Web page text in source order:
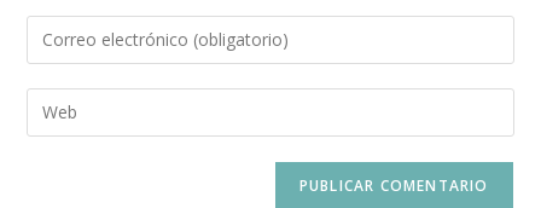
nombre
de
usuario
Introduce
tu
dirección
de
Introduce
la